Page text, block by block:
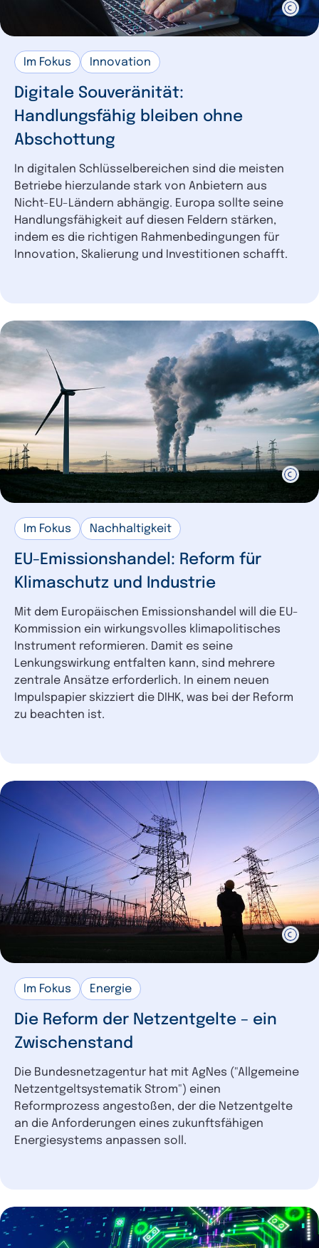
Im Fokus Innovation
Digitale Souveränität:
Handlungsfähig bleiben ohne
Abschottung
In digitalen Schlüsselbereichen sind die meisten
Betriebe hierzulande stark von Anbietern aus
Nicht-EU-Ländern abhängig. Europa sollte seine
Handlungsfähigkeit auf diesen Feldern stärken,
indem es die richtigen Rahmenbedingungen für
Innovation, Skalierung und Investitionen schafft.
Im Fokus Nachhaltigkeit
EU-Emissionshandel: Reform für
Klimaschutz und Industrie
Mit dem Europäischen Emissionshandel will die EU-
Kommission ein wirkungsvolles klimapolitisches
Instrument reformieren. Damit es seine
Lenkungswirkung entfalten kann, sind mehrere
zentrale Ansätze erforderlich. In einem neuen
Impulspapier skizziert die DIHK, was bei der Reform
zu beachten ist.
Im Fokus Energie
Die Reform der Netzentgelte – ein
Zwischenstand
Die Bundesnetzagentur hat mit AgNes ("Allgemeine
Netzentgeltsystematik Strom") einen
Reformprozess angestoßen, der die Netzentgelte
an die Anforderungen eines zukunftsfähigen
Energiesystems anpassen soll.